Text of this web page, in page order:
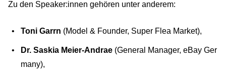
Zu den Speaker:innen gehören unter anderem:
Toni Garrn (Model & Founder, Super Flea Market),
Dr. Saskia Meier-Andrae (General Manager, eBay Ger
many),